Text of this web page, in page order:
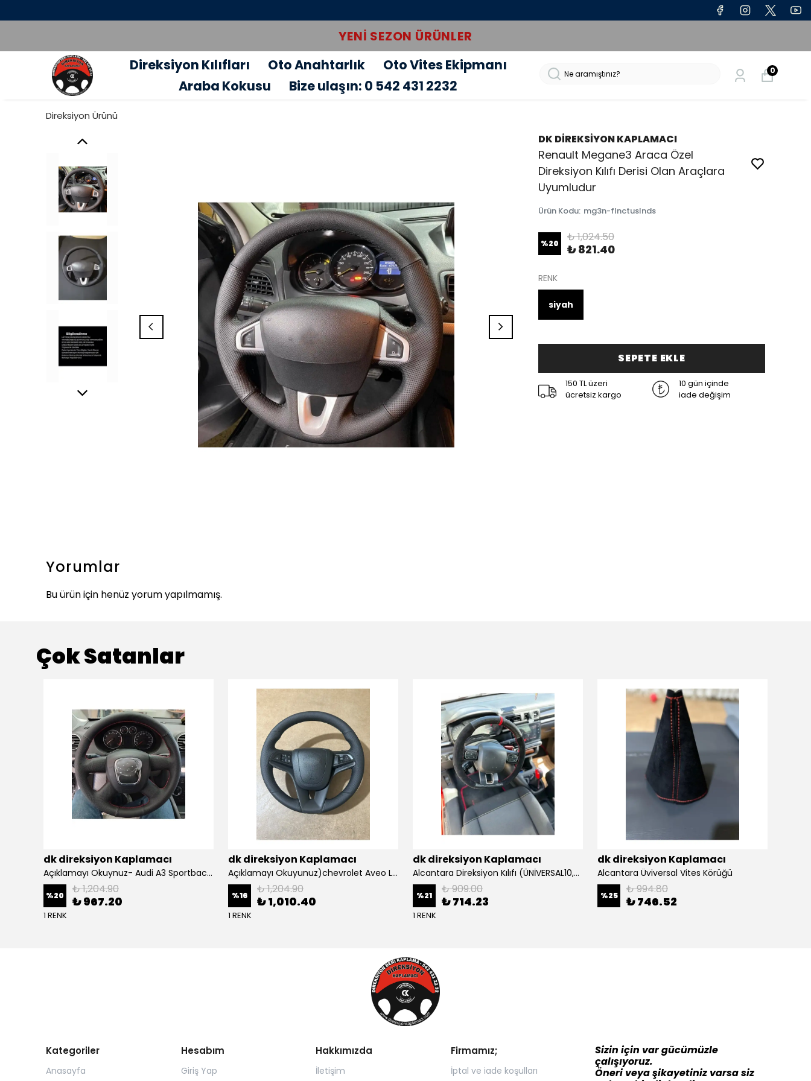
YENI SEZON ÜRÜNLER
Direksiyon Kılıfları Oto Anahtarlık
Oto Vites Ekipmanı
Araba Kokusu
Bize ulaşın: 0 542 431 2232
0
Direksiyon Ürünü
DK DİREKSİYON KAPLAMACI
Renault Megane3 Araca Özel
Direksiyon Kılıfı Derisi Olan Araçlara
Uyumludur
Ürün Kodu: mg3n-flnctuslnds
%20 ₺ 1,024.50
₺ 821.40
RENK
siyah
SEPETE EKLE
150 TL üzeri
ücretsiz kargo
10 gün içinde
iade değişim
Yorumlar
Bu ürün için henüz yorum yapılmamış.
Çok Satanlar
dk direksiyon Kaplamacı
Açıklamayı Okuynuz- Audi A3 Sportback Araca Özel Direksiyon Kılıfı Kırmızı Ipli
%20 ₺ 1,204.90
₺ 967.20
1 RENK
dk direksiyon Kaplamacı
Açıklamayı Okuyunuz)chevrolet Aveo Lt-ls Araca Özel Direksiyon Kılıfı (plastik Kapaksız Direksiyon
%16 ₺ 1,204.90
₺ 1,010.40
1 RENK
dk direksiyon Kaplamacı
Alcantara Direksiyon Kılıfı (ÜNİVERSAL10,5CM) Açıklamayı Okuynz
%21 ₺ 909.00
₺ 714.23
1 RENK
dk direksiyon Kaplamacı
Alcantara Üviversal Vites Körüğü
%25 ₺ 994.80
₺ 746.52
Kategoriler
Anasayfa
Hesabım
Giriş Yap
Hakkımızda
İletişim
Firmamız;
İptal ve iade koşulları
Sizin için var gücümüzle
çalışıyoruz.
Öneri veya şikayetiniz varsa siz